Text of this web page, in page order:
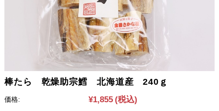
棒たら 乾燥助宗鱈 北海道産 240ｇ
価格: ¥1,855 (税込)